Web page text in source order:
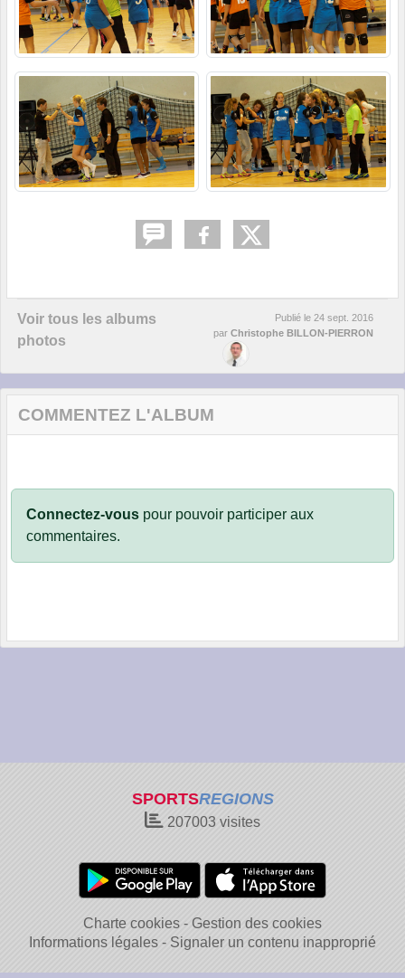
Voir tous les albums
photos
Publié le 24 sept. 2016
par Christophe BILLON-PIERRON
COMMENTEZ L'ALBUM
Connectez-vous pour pouvoir participer aux
commentaires.
SPORTSREGIONS
207003 visites
Charte cookies
Gestion des cookies
Informations légales
Signaler un contenu inapproprié